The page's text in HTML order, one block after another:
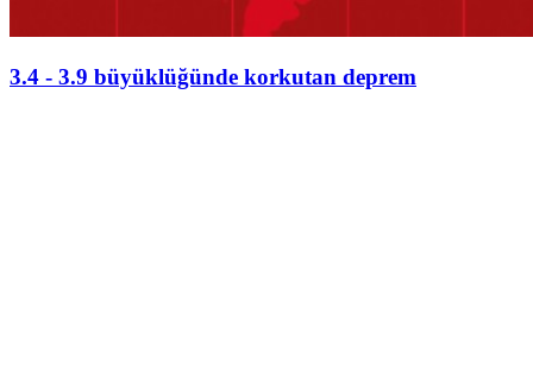
3.4 - 3.9 büyüklüğünde korkutan deprem